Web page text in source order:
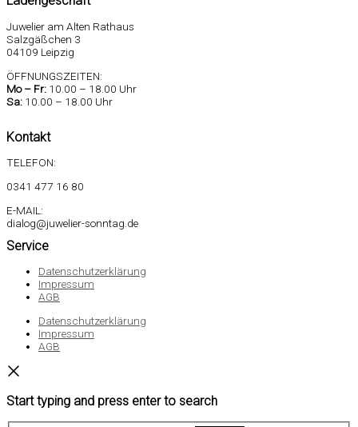
Juwelier am Alten Rathaus
Salzgäßchen 3
04109 Leipzig
ÖFFNUNGSZEITEN:
Mo – Fr: 10.00 – 18.00 Uhr
Sa: 10.00 – 18.00 Uhr
Kontakt
TELEFON:
0341 477 16 80
E-MAIL:
dialog@juwelier-sonntag.de
Service
Datenschutzerklärung
Impressum
AGB
Datenschutzerklärung
Impressum
AGB
Start typing and press enter to search